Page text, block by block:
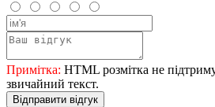
Примітка: HTML розмітка не
звичайний текст.
Відправити відгук